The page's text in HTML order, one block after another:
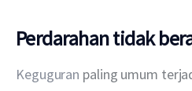
Perdarahan tidak
Keguguran paling umum